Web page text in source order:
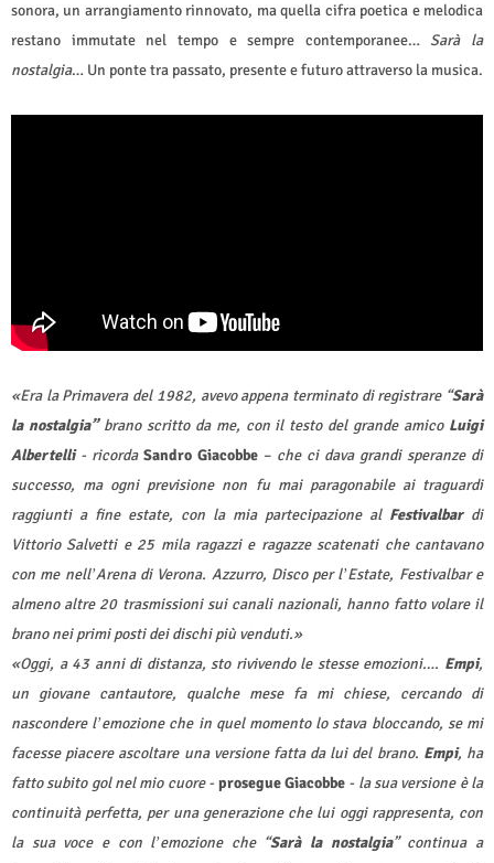
sonora, un arrangiamento rinnovato, ma quella cifra poetica e melodica
restano immutate nel tempo e sempre contemporanee… Sarà la
nostalgia… Un ponte tra passato, presente e futuro attraverso la musica.
«Era la Primavera del 1982, avevo appena terminato di registrare “Sarà
la nostalgia”brano scritto da me, con il testo del grande amico Luigi
Albertelli- ricorda Sandro Giacobbe – che ci dava grandi speranze di
successo, ma ogni previsione non fu mai paragonabile ai traguardi
raggiunti a fine estate, con la mia partecipazione al Festivalbardi
Vittorio Salvetti e 25 mila ragazzi e ragazze scatenati che cantavano
con me nell’Arena di Verona. Azzurro, Disco per l’Estate, Festivalbar e
almeno altre 20 trasmissioni sui canali nazionali, hanno fatto volare il
brano nei primi posti dei dischi più venduti.»
«Oggi, a 43 anni di distanza, sto rivivendo le stesse emozioni…. Empi,
un giovane cantautore, qualche mese fa mi chiese, cercando di
nascondere l’emozione che in quel momento lo stava bloccando, se mi
facesse piacere ascoltare una versione fatta da lui del brano. Empi, ha
fatto subito gol nel mio cuore - prosegue Giacobbe- la sua versione è la
continuità perfetta, per una generazione che lui oggi rappresenta, con
la sua voce e con l’emozione che “Sarà la nostalgia” continua a